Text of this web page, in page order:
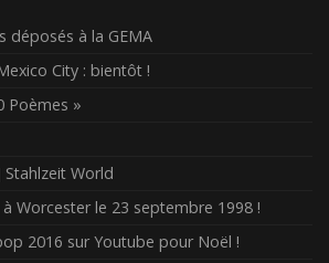
déposés à la GEMA
City : bientôt !
Poèmes »
Stahlzeit World
Worcester le 23 septembre 1998 !
2016 sur Youtube pour Noël !